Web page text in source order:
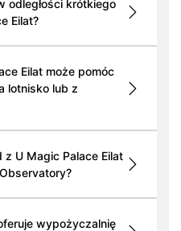
odległości krótkiego
Eilat?
Eilat może pomóc
lotnisko lub z
U Magic Palace Eilat
wypożyczalnię